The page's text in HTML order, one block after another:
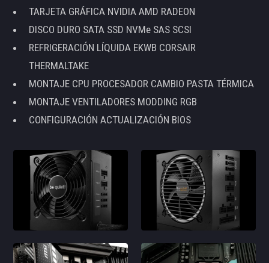
TARJETA GRÁFICA NVIDIA AMD RADEON
DISCO DURO SATA SSD NVMe SAS SCSI
REFRIGERACIÓN LÍQUIDA EKWB CORSAIR
THERMALTAKE
MONTAJE CPU PROCESADOR CAMBIO PASTA TÉRMICA
MONTAJE VENTILADORES MODDING RGB
CONFIGURACIÓN ACTUALIZACIÓN BIOS